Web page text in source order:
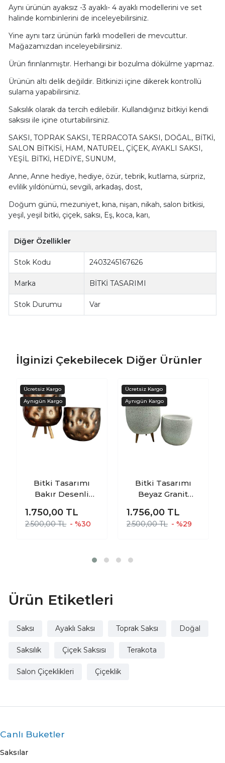
Aynı ürünün ayaksız -3 ayaklı- 4 ayaklı modellerini ve set
halinde kombinlerini de inceleyebilirsiniz.
Yine aynı tarz ürünün farklı modelleri de mevcuttur.
Mağazamızdan inceleyebilirsiniz.
Ürün fırınlanmıştır. Herhangi bir bozulma dökülme yapmaz.
Ürünün altı delik değildir. Bitkinizi içine dikerek kontrollü
sulama yapabilirsiniz.
Saksılık olarak da tercih edilebilir. Kullandığınız bitkiyi kendi
saksısı ile içine oturtabilirsiniz.
SAKSI, TOPRAK SAKSI, TERRACOTA SAKSI, DOĞAL, BİTKİ,
SALON BİTKİSİ, HAM, NATUREL, ÇİÇEK, AYAKLI SAKSI,
YEŞİL BİTKİ, HEDİYE, SUNUM,
Anne, Anne hediye, hediye, özür, tebrik, kutlama, sürpriz,
evlilik yıldönümü, sevgili, arkadaş, dost,
Doğum günü, mezuniyet, kına, nişan, nikah, salon bitkisi,
yeşil, yeşil bitki, çiçek, saksı, Eş, koca, karı,
Diğer Özellikler
Stok Kodu 2403245167626
Marka BİTKİ TASARIMI
Stok Durumu Var
İlginizi Çekebilecek Diğer Ürünler
Bitki Tasarımı
Bakır Desenli
Saksılık Salon
Çiçeklik İkili Set
1.750,00 TL
2.500,00 TL - %30
Bitki Tasarımı
Beyaz Granit
Saksılık Salon
Çiçeklik İkili Set
1.756,00 TL
2.500,00 TL - %29
Ürün Etiketleri
Saksı Ayaklı Saksı Toprak Saksı Doğal
Saksılık Çiçek Saksısı Terakota
Salon Çiçeklikleri Çiçeklik
Canlı Buketler
Saksılar